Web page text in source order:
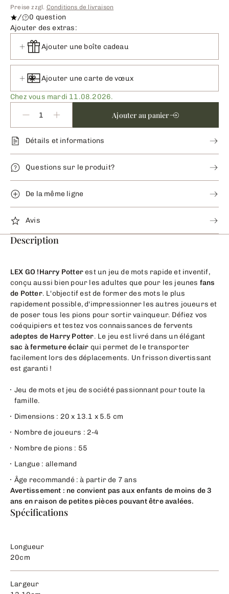
Preise zzgl. Conditions de livraison
/
0 question
Ajouter des extras:
Ajouter une boîte cadeau
Ajouter une carte de vœux
Chez vous mardi 11.08.2026.
Ajouter au panier
Détails et informations
Questions sur le produit?
De la même ligne
Avis
Description
LEX GO !Harry Potterest un jeu de mots rapide et inventif,
conçu aussi bien pour les adultes que pour les jeunes fans
de Potter. L'objectif est de former des mots le plus
rapidement possible, d'impressionner les autres joueurs et
de poser tous les pions pour sortir vainqueur. Défiez vos
coéquipiers et testez vos connaissances de fervents
adeptes de Harry Potter. Le jeu est livré dans un élégant
sac à fermeture éclair qui permet de le transporter
facilement lors des déplacements. Un frisson divertissant
est garanti !
Jeu de mots et jeu de société passionnant pour toute la
famille.
Dimensions : 20 x 13.1 x 5.5 cm
Nombre de joueurs : 2-4
Nombre de pions : 55
Langue : allemand
Âge recommandé : à partir de 7 ans
Avertissement : ne convient pas aux enfants de moins de 3
ans en raison de petites pièces pouvant être avalées.
Spécifications
Longueur
20cm
Largeur